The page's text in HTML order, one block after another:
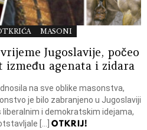
MASONI
Jugoslavije, počeo
agenata i zidara
na sve oblike masonstva,
je bilo zabranjeno u Jugoslaviji
i demokratskim idejama,
[…]OTKRIJ!